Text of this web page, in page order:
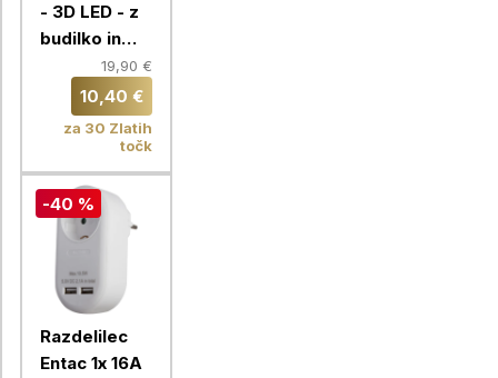
- 3D LED - z
budilko in
prikazom
temperature
19,90 €
10,40 €
za 30 Zlatih
točk
-40 %
Razdelilec
Entac 1x 16A